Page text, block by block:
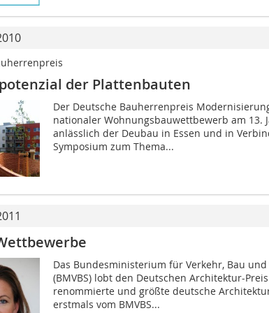
der Plattenbauten
Der Deutsche Bauherrenpreis
nationaler Wohnungsbauwettbewerb am 13.
anlässlich der Deubau in Essen und in
Symposium zum Thema...
Das Bundesministerium für Verkehr, Bau
(BMVBS) lobt den Deutschen Architektur-
renommierte und größte deutsche
erstmals vom BMVBS...